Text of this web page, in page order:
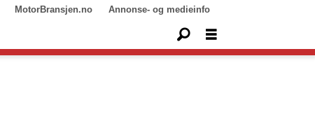
MotorBransjen.no Annonse- og medieinfo